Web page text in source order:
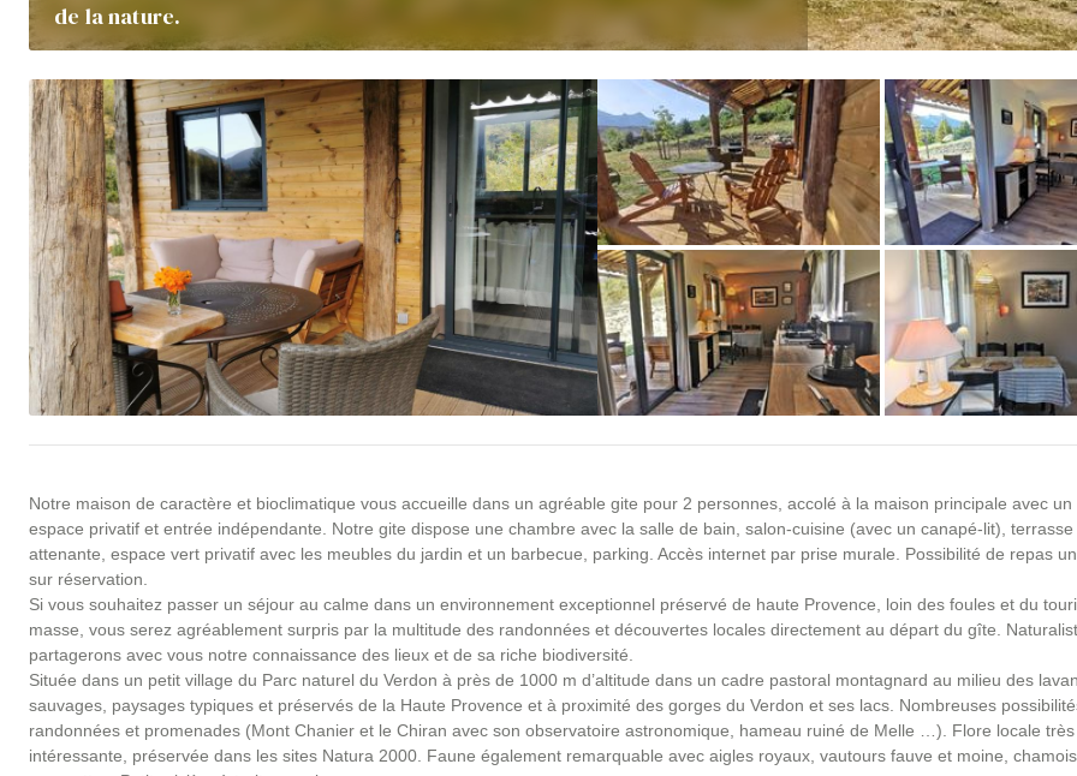
de la nature.
Notre maison de caractère et bioclimatique vous accueille dans un agréable gite pour 2 personnes, accolé à la maison principale avec un
espace privatif et entrée indépendante. Notre gite dispose une chambre avec la salle de bain, salon-cuisine (avec un canapé-lit),
attenante, espace vert privatif avec les meubles du jardin et un barbecue, parking. Accès internet par prise murale. Possibilité de repas
sur réservation.
Si vous souhaitez passer un séjour au calme dans un environnement exceptionnel préservé de haute Provence, loin des foules et du
masse, vous serez agréablement surpris par la multitude des randonnées et découvertes locales directement au départ du gîte.
partagerons avec vous notre connaissance des lieux et de sa riche biodiversité.
Située dans un petit village du Parc naturel du Verdon à près de 1000 m d’altitude dans un cadre pastoral montagnard au milieu des
sauvages, paysages typiques et préservés de la Haute Provence et à proximité des gorges du Verdon et ses lacs. Nombreuses
randonnées et promenades (Mont Chanier et le Chiran avec son observatoire astronomique, hameau ruiné de Melle …). Flore locale très
intéressante, préservée dans les sites Natura 2000. Faune également remarquable avec aigles royaux, vautours fauve et moine,